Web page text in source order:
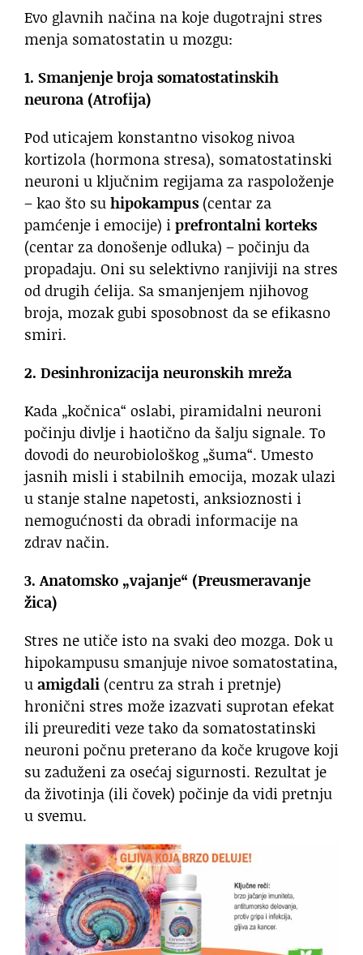
Evo glavnih načina na koje dugotrajni stres
menja somatostatin u mozgu:
1. Smanjenje broja somatostatinskih
neurona (Atrofija)
Pod uticajem konstantno visokog nivoa
kortizola (hormona stresa), somatostatinski
neuroni u ključnim regijama za raspoloženje
– kao što suhipokampus (centar za
pamćenje i emocije) iprefrontalni korteks
(centar za donošenje odluka) – počinju da
propadaju. Oni su selektivno ranjiviji na stres
od drugih ćelija. Sa smanjenjem njihovog
broja, mozak gubi sposobnost da se efikasno
smiri.
2. Desinhronizacija neuronskih mreža
Kada „kočnica“ oslabi, piramidalni neuroni
počinju divlje i haotično da šalju signale. To
dovodi do neurobiološkog „šuma“. Umesto
jasnih misli i stabilnih emocija, mozak ulazi
u stanje stalne napetosti, anksioznosti i
nemogućnosti da obradi informacije na
zdrav način.
3. Anatomsko „vajanje“ (Preusmeravanje
žica)
Stres ne utiče isto na svaki deo mozga. Dok u
hipokampusu smanjuje nivoe somatostatina,
uamigdali (centru za strah i pretnje)
hronični stres može izazvati suprotan efekat
ili preurediti veze tako da somatostatinski
neuroni počnu preterano da koče krugove koji
su zaduženi za osećaj sigurnosti. Rezultat je
da životinja (ili čovek) počinje da vidi pretnju
u svemu.